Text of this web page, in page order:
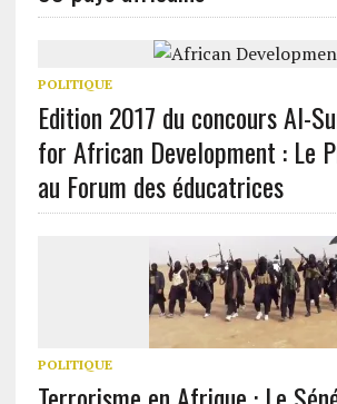
POLITIQUE
Edition 2017 du concours Al-
for African Development : Le
au Forum des éducatrices
POLITIQUE